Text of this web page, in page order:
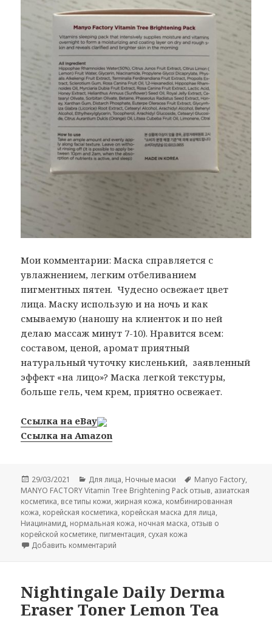
Мои комментарии: Маска справляется с
увлажнением, легким отбеливанием
пигментных пятен. Чудесно освежает цвет
лица. Маску использую и на ночь и как
смываемую (наношу на клиенток и по ней
делаю массаж минут 7-10). Нравится всем:
составом, ценой, аромат приятный
натуральный чуточку кисленький, заявленный
эффект «на лицо»? Маска легкой текстуры,
больше гель, чем крем, приятно освежает.
Ссылка на eBay
Ссылка на Amazon
Опубликовано
29/03/2021 Рубрики
Для лица, Ночные маски Метки
Manyo Factory,
MANYO FACTORY Vitamin Tree Brightening Pack отзыв, азиатская
косметика, все типы кожи,жирная кожа, комбинированная
кожа, корейская косметика, корейская маска для лица,
Ниацинамид, нормальная кожа, ночная маска, отзыв о
корейской косметике, пигментация, сухая кожа
Добавить комментарий
Nightingale Daily Derma
Eraser Toner Lemon Tea